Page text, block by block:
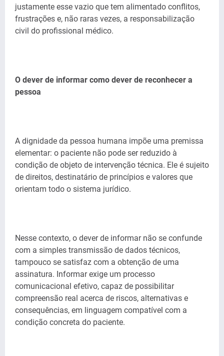
justamente esse vazio que tem alimentado conflitos,
frustrações e, não raras vezes, a responsabilização
civil do profissional médico.
O dever de informar como dever de reconhecer a
pessoa
A dignidade da pessoa humana impõe uma premissa
elementar: o paciente não pode ser reduzido à
condição de objeto de intervenção técnica. Ele é sujeito
de direitos, destinatário de princípios e valores que
orientam todo o sistema jurídico.
Nesse contexto, o dever de informar não se confunde
com a simples transmissão de dados técnicos,
tampouco se satisfaz com a obtenção de uma
assinatura. Informar exige um processo
comunicacional efetivo, capaz de possibilitar
compreensão real acerca de riscos, alternativas e
consequências, em linguagem compatível com a
condição concreta do paciente.